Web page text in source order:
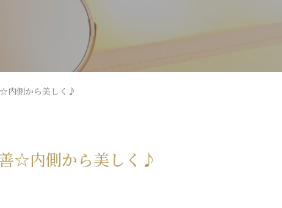
内側から美しく♪
☆内側から美しく♪